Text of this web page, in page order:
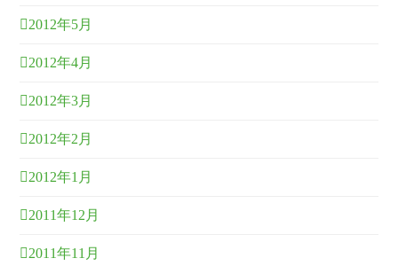
2012年5月
2012年4月
2012年3月
2012年2月
2012年1月
2011年12月
2011年11月